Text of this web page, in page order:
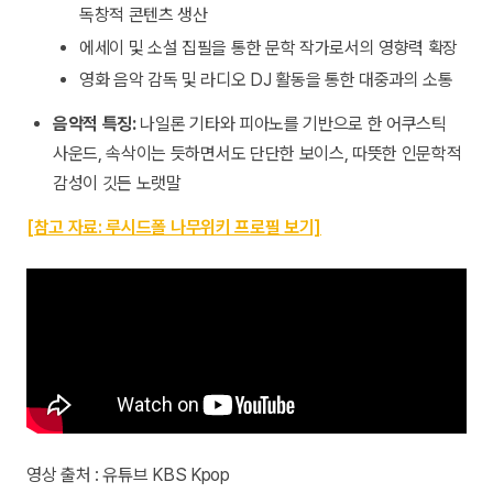
독창적 콘텐츠 생산
에세이 및 소설 집필을 통한 문학 작가로서의 영향력 확장
영화 음악 감독 및 라디오 DJ 활동을 통한 대중과의 소통
음악적 특징:나일론 기타와 피아노를 기반으로 한 어쿠스틱
사운드, 속삭이는 듯하면서도 단단한 보이스, 따뜻한 인문학적
감성이 깃든 노랫말
[참고 자료: 루시드폴 나무위키 프로필 보기]
영상 출처 : 유튜브 KBS Kpop